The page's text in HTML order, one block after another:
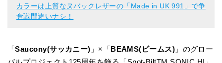
カラーは上質なヌバックレザーの「Made in UK 991」で争
奪戦間違いナシ！
「Saucony(サッカニー) 」×「BEAMS(ビームス) 」のグロー